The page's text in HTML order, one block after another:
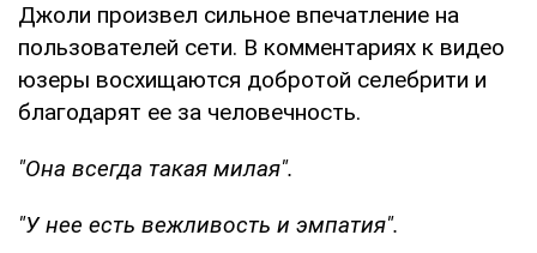
Джоли произвел сильное впечатление на
пользователей сети. В комментариях к видео
юзеры восхищаются добротой селебрити и
благодарят ее за человечность.
"Она всегда такая милая".
"У нее есть вежливость и эмпатия".